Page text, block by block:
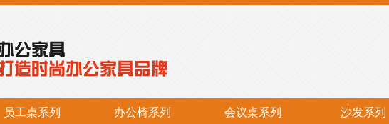
员工桌系列 办公椅系列 会议桌系列 沙发系列